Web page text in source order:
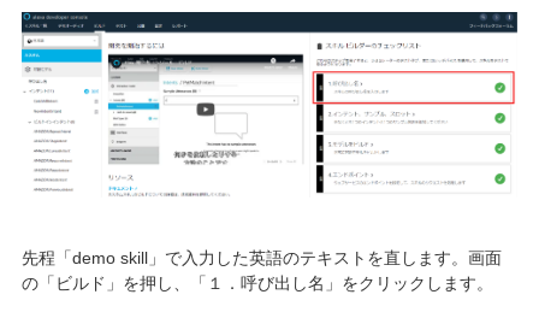
先程「demo skill」で入力した英語のテキストを直します。画面
の「ビルド」を押し、「１．呼び出し名」をクリックします。